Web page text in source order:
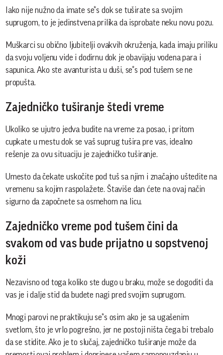
Iako nije nužno da imate se*s dok se tuširate sa svojim
suprugom, to je jedinstvena prilika da isprobate neku novu pozu.
Muškarci su obično ljubitelji ovakvih okruženja, kada imaju priliku
da svoju voljenu vide i dodirnu dok je obavijaju vodena para i
sapunica. Ako ste avanturista u duši, se*s pod tušem se ne
propušta.
Zajedničko tuširanje štedi vreme
Ukoliko se ujutro jedva budite na vreme za posao, i pritom
cupkate u mestu dok se vaš suprug tušira pre vas, idealno
rešenje za ovu situaciju je zajedničko tuširanje.
Umesto da čekate uskočite pod tuš sa njim i značajno uštedite na
vremenu sa kojim raspolažete. Štaviše dan ćete na ovaj način
sigurno da započnete sa osmehom na licu.
Zajedničko vreme pod tušem čini da
svakom od vas bude prijatno u sopstvenoj
koži
Nezavisno od toga koliko ste dugo u braku, može se dogoditi da
vas je i dalje stid da budete nagi pred svojim suprugom.
Mnogi parovi ne praktikuju se*s osim ako je sa ugašenim
svetlom, što je vrlo pogrešno, jer ne postoji ništa čega bi trebalo
da se stidite. Ako je to slučaj, zajedničko tuširanje može da